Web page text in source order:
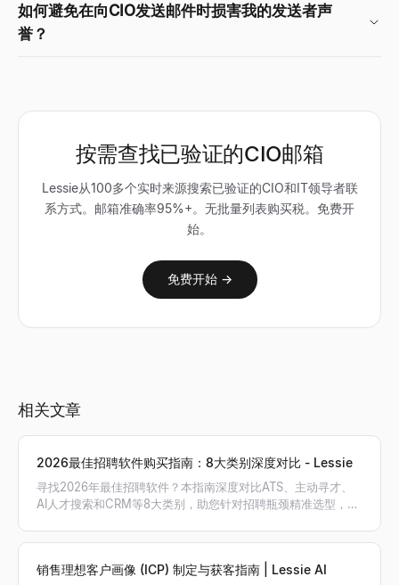
如何避免在向CIO发送邮件时损害我的发送者声
誉？
按需查找已验证的CIO邮箱
Lessie从100多个实时来源搜索已验证的CIO和IT领导者联
系方式。邮箱准确率95%+。无批量列表购买税。免费开
始。
免费开始 →
相关文章
2026最佳招聘软件购买指南：8大类别深度对比 - Lessie
寻找2026年最佳招聘软件？本指南深度对比ATS、主动寻才、
AI人才搜索和CRM等8大类别，助您针对招聘瓶颈精准选型，搭
销售理想客户画像 (ICP) 制定与获客指南 | Lessie AI